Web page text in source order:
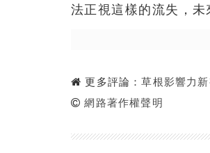
法正視這樣的流失，未
更多評論：草根影響力
網路著作權聲明